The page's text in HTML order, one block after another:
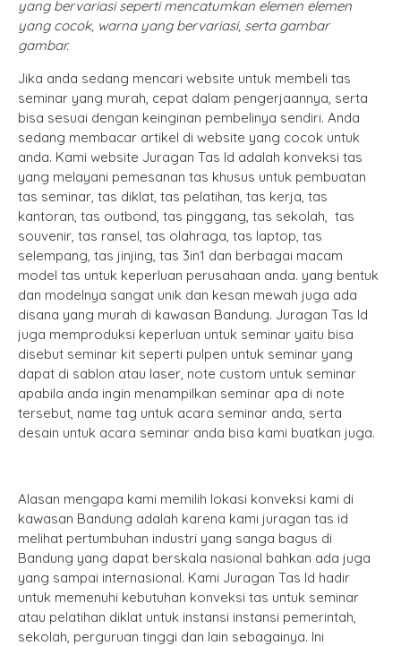
yang bervariasi seperti mencatumkan elemen elemen
yang cocok, warna yang bervariasi, serta gambar
gambar.
Jika anda sedang mencari website untuk membeli tas
seminar yang murah, cepat dalam pengerjaannya, serta
bisa sesuai dengan keinginan pembelinya sendiri. Anda
sedang membacar artikel di website yang cocok untuk
anda. Kami website Juragan Tas Id adalah konveksi tas
yang melayani pemesanan tas khusus untuk pembuatan
tas seminar, tas diklat, tas pelatihan, tas kerja, tas
kantoran, tas outbond, tas pinggang, tas sekolah, tas
souvenir, tas ransel, tas olahraga, tas laptop, tas
selempang, tas jinjing, tas 3in1 dan berbagai macam
model tas untuk keperluan perusahaan anda. yang bentuk
dan modelnya sangat unik dan kesan mewah juga ada
disana yang murah di kawasan Bandung. Juragan Tas Id
juga memproduksi keperluan untuk seminar yaitu bisa
disebut seminar kit seperti pulpen untuk seminar yang
dapat di sablon atau laser, note custom untuk seminar
apabila anda ingin menampilkan seminar apa di note
tersebut, name tag untuk acara seminar anda, serta
desain untuk acara seminar anda bisa kami buatkan juga.
Alasan mengapa kami memilih lokasi konveksi kami di
kawasan Bandung adalah karena kami juragan tas id
melihat pertumbuhan industri yang sanga bagus di
Bandung yang dapat berskala nasional bahkan ada juga
yang sampai internasional. Kami Juragan Tas Id hadir
untuk memenuhi kebutuhan konveksi tas untuk seminar
atau pelatihan diklat untuk instansi instansi pemerintah,
sekolah, perguruan tinggi dan lain sebagainya. Ini